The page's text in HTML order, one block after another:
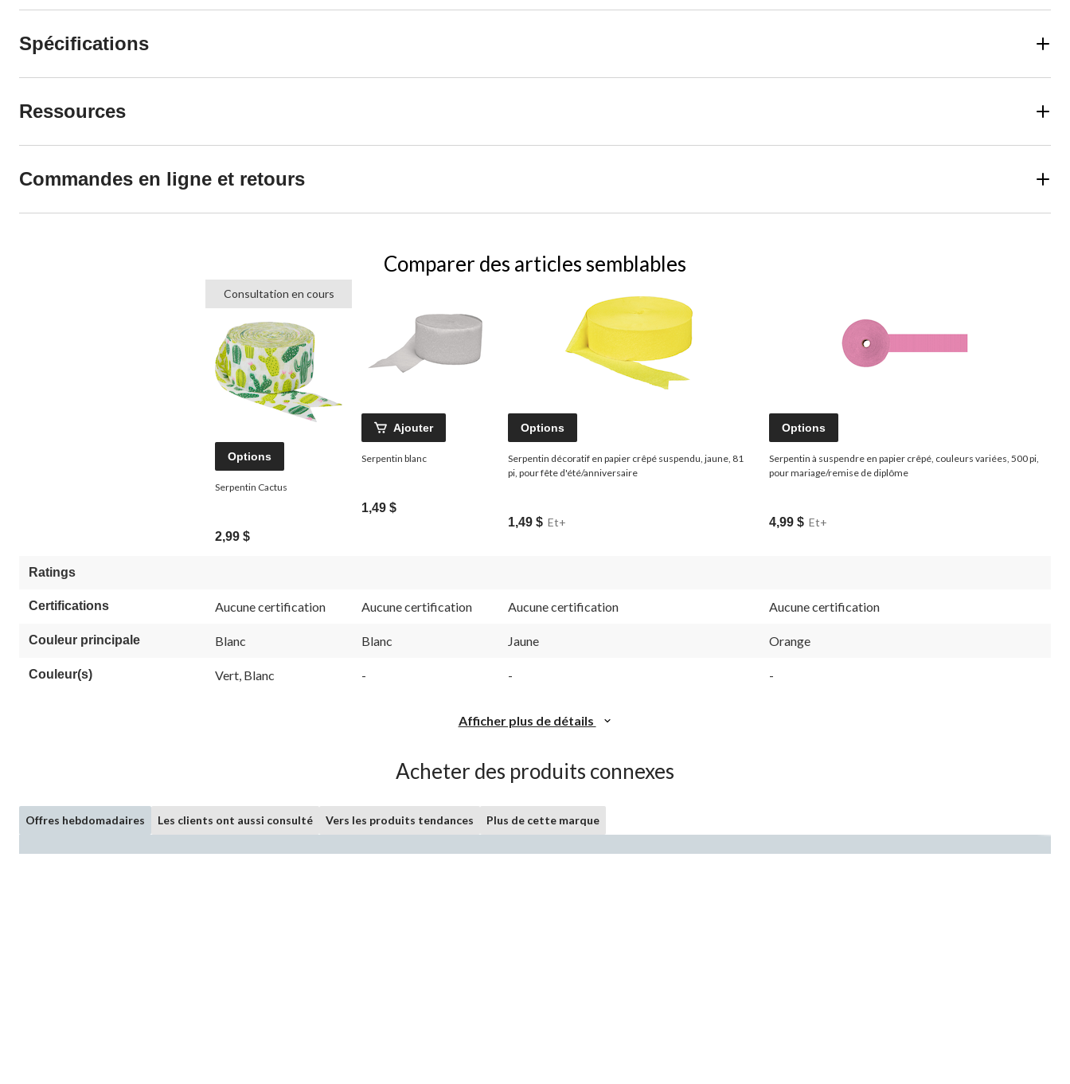
Spécifications
Ressources
Commandes en ligne et retours
Comparer des articles semblables
Consultation en cours
Options
Serpentin Cactus
2,99 $
Ajouter
Serpentin blanc
1,49 $
Options
Serpentin décoratif en papier crêpé suspendu, jaune, 81
pi, pour fête d'été/anniversaire
1,49 $ Et+
Options
Serpentin à suspendre en papier crêpé, couleurs variées, 500 pi,
pour mariage/remise de diplôme
4,99 $ Et+
Ratings
Certifications Aucune certification Aucune certification Aucune certification Aucune certification
Couleur principale Blanc Blanc Jaune Orange
Couleur(s) Vert, Blanc - - -
Afficher plus de détails
Acheter des produits connexes
Offres hebdomadaires Les clients ont aussi consulté Vers les produits tendances Plus de cette marque